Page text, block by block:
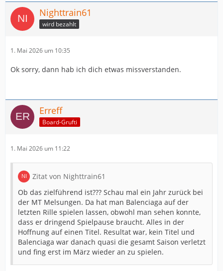
Nighttrain61
wird bezahlt
1. Mai 2026 um 10:35
Ok sorry, dann hab ich dich etwas missverstanden.
Erreff
Board-Grufti
1. Mai 2026 um 11:22
Zitat von Nighttrain61
Ob das zielführend ist??? Schau mal ein Jahr zurück bei
der MT Melsungen. Da hat man Balenciaga auf der
letzten Rille spielen lassen, obwohl man sehen konnte,
dass er dringend Spielpause braucht. Alles in der
Hoffnung auf einen Titel. Resultat war, kein Titel und
Balenciaga war danach quasi die gesamt Saison verletzt
und fing erst im März wieder an zu spielen.